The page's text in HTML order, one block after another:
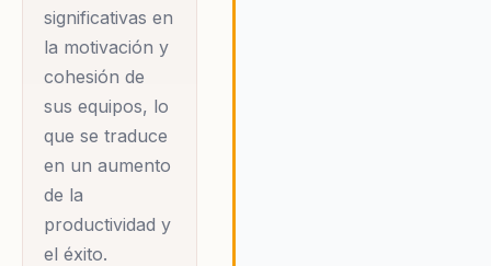
significativas en
la motivación y
cohesión de
sus equipos, lo
que se traduce
en un aumento
de la
productividad y
el éxito.